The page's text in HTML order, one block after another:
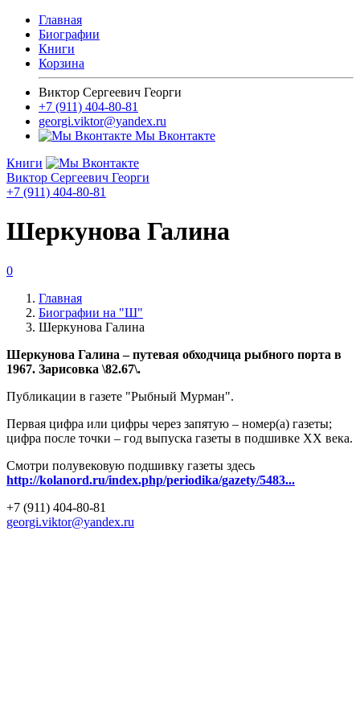
Главная
Биографии
Книги
Корзина
Виктор Сергеевич Георги
+7 (911) 404-80-81
georgi.viktor@yandex.ru
Мы Вконтакте
Книги
Виктор Сергеевич Георги
+7 (911) 404-80-81
Шеркунова Галина
0
Главная
Биографии на "Ш"
Шеркунова Галина
Шеркунова Галина – путевая обходчица рыбного порта в
1967. Зарисовка \82.67\.
Публикации в газете "Рыбный Мурман".
Первая цифра или цифры через запятую – номер(а) газеты;
цифра после точки – год выпуска газеты в подшивке ХХ века.
Смотри полувековую подшивку газеты здесь
http://kolanord.ru/index.php/periodika/gazety/5483...
+7 (911) 404-80-81
georgi.viktor@yandex.ru